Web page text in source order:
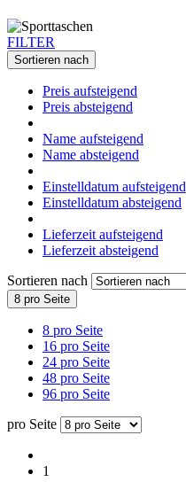
FILTER
Sortieren nach
Preis aufsteigend
Preis absteigend
Name aufsteigend
Name absteigend
Einstelldatum aufsteigend
Einstelldatum absteigend
Lieferzeit aufsteigend
Lieferzeit absteigend
Sortieren nach
8 pro Seite
8 pro Seite
16 pro Seite
24 pro Seite
48 pro Seite
96 pro Seite
pro Seite
1